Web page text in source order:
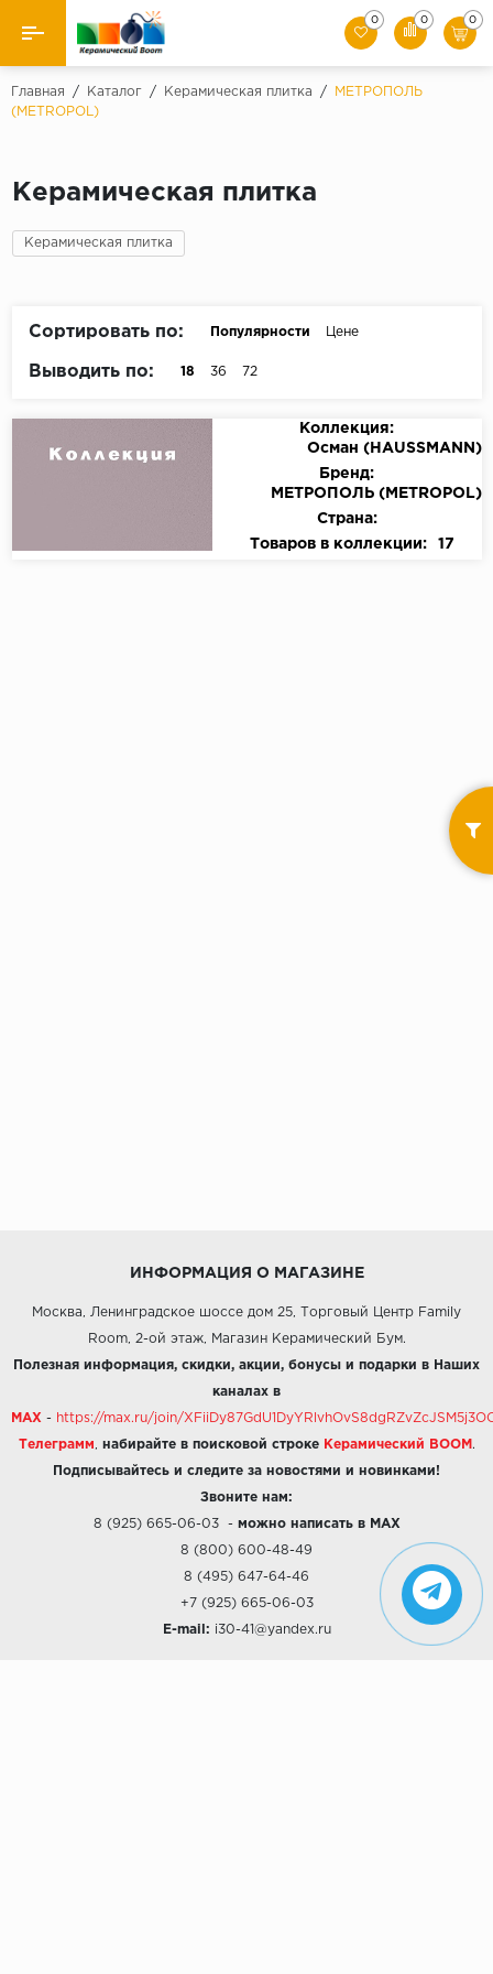
Назад
Керамическая плитка
Керамогранит
Искусственный камень
0 0 0
Главная / Каталог / Керамическая плитка /
МЕТРОПОЛЬ
(METROPOL)
Керамическая плитка
Керамическая плитка
Сортировать по: Популярности Цене
Выводить по: 18 36 72
Коллекция:
Осман (HAUSSMANN)
Бренд:
МЕТРОПОЛЬ (METROPOL)
Страна:
Товаров в коллекции:
17
ИНФОРМАЦИЯ О МАГАЗИНЕ
Москва, Ленинградское шоссе дом 25, Торговый Центр Family
Room, 2-ой этаж, Магазин Керамический Бум.
Полезная информация, скидки, акции, бонусы и подарки в Наших
каналах в
MAX - https://max.ru/join/
Телеграмм набирайте в поисковой строке Керамический BOOM .
Подписывайтесь и следите за новостями и новинками!
Звоните нам:
8 (925) 665-06-03- можно написать в MAX
8 (800) 600-48-49
8 (495) 647-64-46
+7 (925) 665-06-03
E-mail: i30-41@yandex.ru